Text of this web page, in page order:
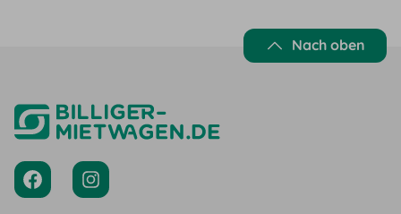
Nach oben